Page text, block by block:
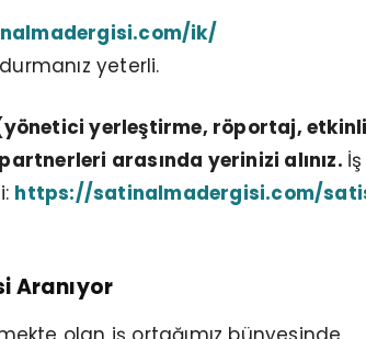
ik/
yeterli.
yerleştirme, röportaj,
arasında yerinizi alınız. İş
https://satinalmadergisi.com/
Aranıyor